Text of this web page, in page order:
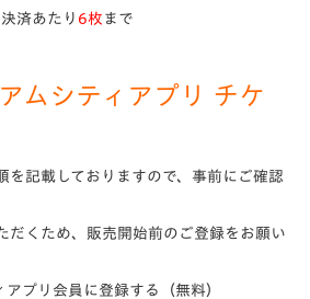
済あたり 6枚 まで
ムシティアプリ チケ
を記載しておりますので、事前にご確認
だくため、販売開始前のご登録をお願い
プリ会員に登録する（無料）